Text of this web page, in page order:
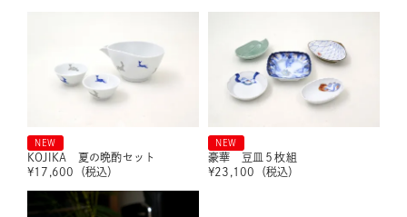
NEW
KOJIKA 夏の晩酌セット
¥17,600 （税込）
NEW
豪華 豆皿５枚組
¥23,100 （税込）